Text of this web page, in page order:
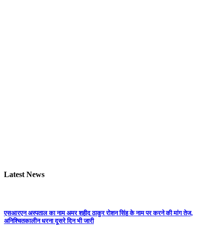
Latest News
एसआरएन अस्पताल का नाम अमर शहीद ठाकुर रोशन सिंह के नाम पर करने की मांग तेज,
अनिश्चितकालीन धरना दूसरे दिन भी जारी